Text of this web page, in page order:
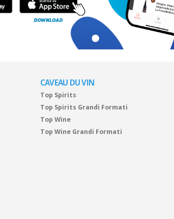
CAVEAU DU VIN
Top Spirits
Top Spirits Grandi Formati
Top Wine
Top Wine Grandi Formati